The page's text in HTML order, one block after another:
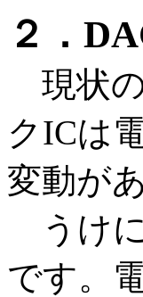
２．
現状の
クICは
変動が
うけ
です。